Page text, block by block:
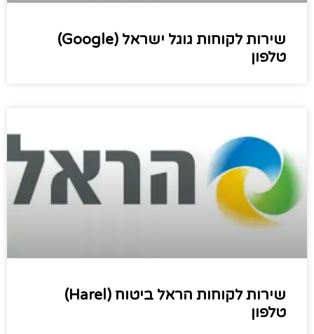
שירות לקוחות גוגל ישראל (Google)
טלפון
שירות לקוחות הראל ביטוח (Harel)
טלפון